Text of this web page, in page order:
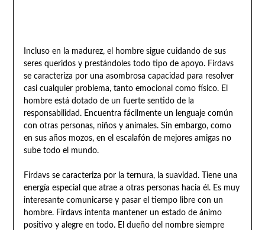
Incluso en la madurez, el hombre sigue cuidando de sus
seres queridos y prestándoles todo tipo de apoyo. Firdavs
se caracteriza por una asombrosa capacidad para resolver
casi cualquier problema, tanto emocional como físico. El
hombre está dotado de un fuerte sentido de la
responsabilidad. Encuentra fácilmente un lenguaje común
con otras personas, niños y animales. Sin embargo, como
en sus años mozos, en el escalafón de mejores amigas no
sube todo el mundo.
Firdavs se caracteriza por la ternura, la suavidad. Tiene una
energía especial que atrae a otras personas hacia él. Es muy
interesante comunicarse y pasar el tiempo libre con un
hombre. Firdavs intenta mantener un estado de ánimo
positivo y alegre en todo. El dueño del nombre siempre